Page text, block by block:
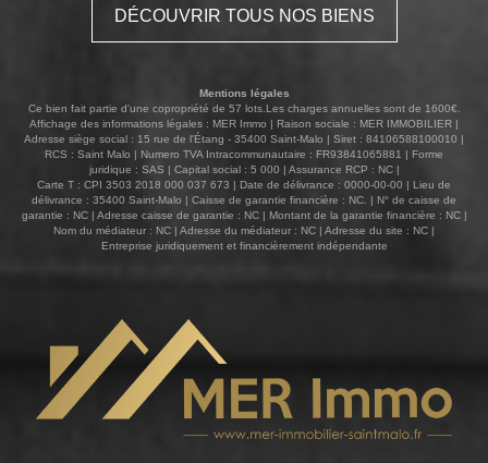
rangements. Atouts majeurs : dernier étage, cachet,
aménagement optimisé. Son emplacement est idéal : à
coeur de Paramé ! Disponible janvier 2027
DÉCOUVRIR TOUS NOS BIENS
Mentions légales
Ce bien fait partie d'une copropriété de 57 lots.Les charges annuelles sont de 1600€.
Affichage des informations légales : MER Immo | Raison sociale : MER IMMOBILIER |
Adresse siège social : 15 rue de l'Étang - 35400 Saint-Malo | Siret : 84106588100010 |
RCS : Saint Malo | Numero TVA Intracommunautaire : FR93841065881 | Forme
juridique : SAS | Capital social : 5 000 | Assurance RCP : NC |
Carte T : CPI 3503 2018 000 037 673 | Date de délivrance : 0000-00-00 | Lieu de
délivrance : 35400 Saint-Malo | Caisse de garantie financière : NC. | N° de caisse de
garantie : NC | Adresse caisse de garantie : NC | Montant de la garantie financière : NC |
Nom du médiateur : NC | Adresse du médiateur : NC | Adresse du site : NC |
Entreprise juridiquement et financièrement indépendante